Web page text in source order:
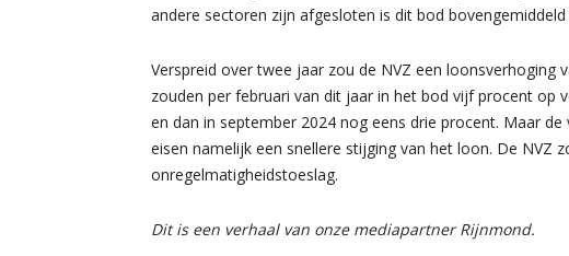
andere sectoren zijn afgesloten is dit bod bovengemiddeld
Verspreid over twee jaar zou de NVZ een loonsverhoging
zouden per februari van dit jaar in het bod vijf procent op
en dan in september 2024 nog eens drie procent. Maar
eisen namelijk een snellere stijging van het loon. De NVZ
onregelmatigheidstoeslag.
Dit is een verhaal van onze mediapartner Rijnmond.